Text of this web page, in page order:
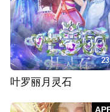
叶罗丽月灵石